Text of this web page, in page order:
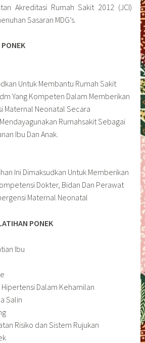
Akreditasi Rumah Sakit 2012 (JCI)
Sasaran MDG’s.
Untuk Membantu Rumah Sakit
Yang Kompeten Dalam Memberikan
Maternal Neonatal Secara
Rumahsakit Sebagai
Ibu Dan Anak.
Ini Dimaksudkan Untuk Memberikan
Dokter, Bidan Dan Perawat
Maternal Neonatal
PONEK
Ibu
Dalam Kehamilan
Salin
Risiko dan Sistem Rujukan